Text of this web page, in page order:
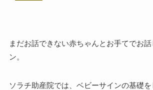
まだお話できない赤ちゃんとお手てでお
ン。
ソラチ助産院では、ベビーサインの基礎